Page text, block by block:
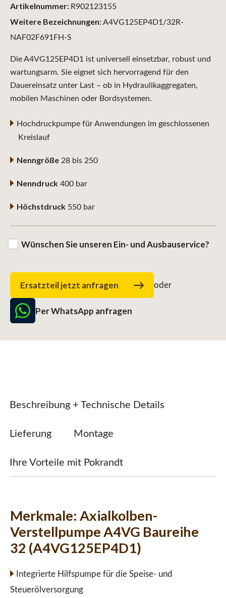
Die A4VG125EP4D1 ist universell einsetzbar, robust und
wartungsarm. Sie eignet sich hervorragend für den
Dauereinsatz unter Last – ob in Hydraulikaggregaten,
mobilen Maschinen oder Bordsystemen.
Hochdruckpumpe für Anwendungen im geschlossenen
Kreislauf
Nenngröße 28 bis 250
Nenndruck 400 bar
Höchstdruck 550 bar
Wünschen Sie unseren Ein- und Ausbauservice?
Ersatzteil jetzt anfragen oder
Per WhatsApp anfragen
Weitere Bezeichnungen:A4VG125EP4D1/32R-
NAF02F691FH-S
Artikelnummer: R902123155
Beschreibung + Technische Details
Lieferung Montage
Ihre Vorteile mit Pokrandt
Merkmale: Axialkolben-
Verstellpumpe A4VG Baureihe
32 (A4VG125EP4D1)
Integrierte Hilfspumpe für die Speise- und
Steuerölversorgung